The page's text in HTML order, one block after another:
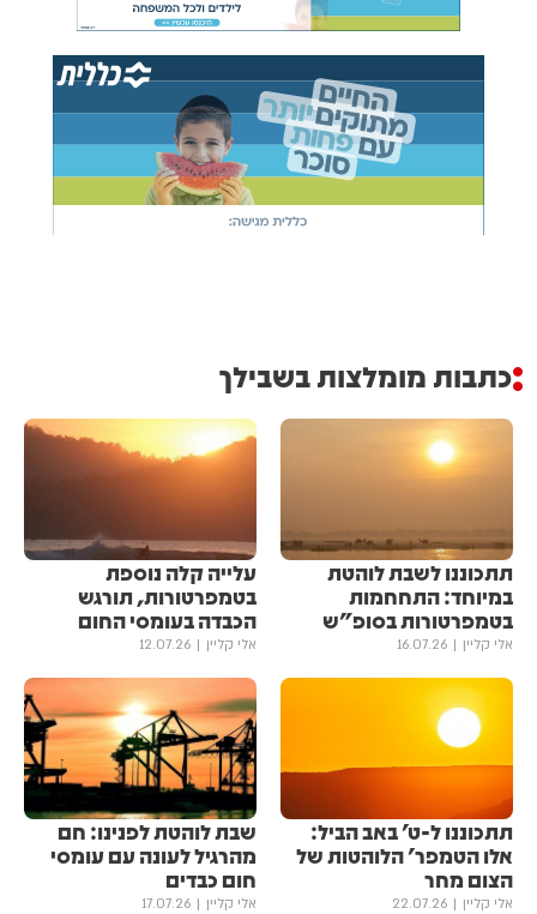
כתבות מומלצות בשבילך
תתכוננו לשבת לוהטת
במיוחד: התחחמות
בטמפרטורות בסופ"ש
אלי קליין 16.07.26
עלייה קלה נוספת
בטמפרטורות, תורגש
הכבדה בעומסי החום
אלי קליין 12.07.26
תתכוננו ל-ט' באב הביל:
אלו הטמפר' הלוהטות של
הצום מחר
אלי קליין 22.07.26
שבת לוהטת לפנינו: חם
מהרגיל לעונה עם עומסי
חום כבדים
אלי קליין 17.07.26